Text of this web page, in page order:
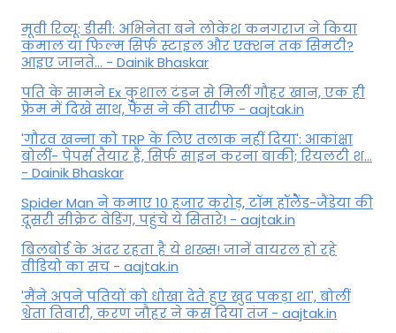
मूवी रिव्यू: डीसी: अभिनेता बने लोकेश कनगराज ने किया
कमाल या फिल्म सिर्फ स्टाइल और एक्शन तक सिमटी?
आइए जानते... - Dainik Bhaskar
पति के सामने Ex कुशाल टंडन से मिलीं गौहर खान, एक ही
फ्रेम में दिखे साथ, फैंस ने की तारीफ - aajtak.in
'गौरव खन्ना को TRP के लिए तलाक नहीं दिया': आकांक्षा
बोलीं- पेपर्स तैयार हैं, सिर्फ साइन करना बाकी; रियलटी श...
- Dainik Bhaskar
Spider Man ने कमाए 10 हजार करोड़, टॉम हॉलैेंड-जैंडेया की
दूसरी सीक्रेट वेडिंग, पहुंचे ये सितारे! - aajtak.in
बिलबोर्ड के अंदर रहता है ये शख्स! जानें वायरल हो रहे
वीडियो का सच - aajtak.in
'मैंने अपने पतियों को धोखा देते हुए खुद पकड़ा था', बोलीं
श्वेता तिवारी, करण जौहर ने कस दिया तंज - aajtak.in